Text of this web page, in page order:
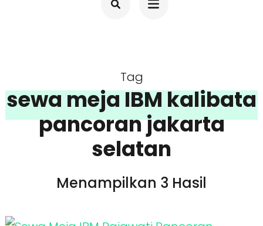
Tag
sewa meja IBM kalibata
pancoran jakarta
selatan
Menampilkan 3 Hasil